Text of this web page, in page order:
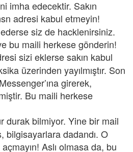
imha edecektir. Sakın
adresi kabul etmeyin!
siz de hacklenirsiniz.
bu maili herkese gönderin!
sizi eklerse sakın kabul
üzerinden yayılmıştır. Son
girerek,
Bu maili herkese
durak bilmiyor. Yine bir mail
bilgisayarlara dadandı. O
Aslı olmasa da, bu